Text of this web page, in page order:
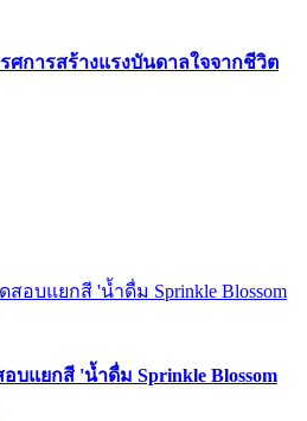
รศการสร้างแรงบันดาลใจจากชีวิต
แยกสี 'น้ำดื่ม Sprinkle Blossom